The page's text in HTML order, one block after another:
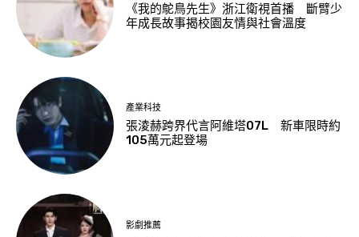
《我的鴕鳥先生》浙江衛視首播 斷臂少
年成長故事揭校園友情與社會溫度
產業科技
張淩赫跨界代言阿維塔07L 新車限時約
105萬元起登場
影劇推薦